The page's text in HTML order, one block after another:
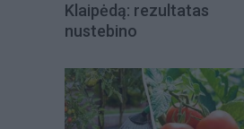
Klaipėdą: rezultatas
nustebino